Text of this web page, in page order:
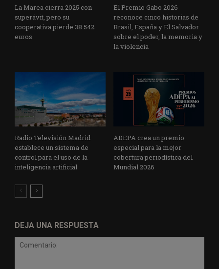
La Marea cierra 2025 con
superávit, pero su
cooperativa pierde 38.542
euros
El Premio Gabo 2026
reconoce cinco historias de
Brasil, España y El Salvador
sobre el poder, la memoria y
la violencia
Radio Televisión Madrid
establece un sistema de
control para el uso de la
inteligencia artificial
ADEPA crea un premio
especial para la mejor
cobertura periodística del
Mundial 2026
DEJA UNA RESPUESTA